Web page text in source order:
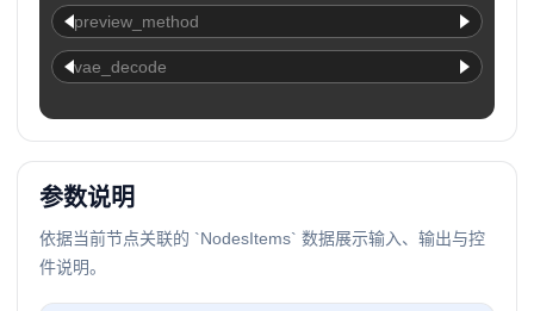
preview_method
vae_decode
参数说明
依据当前节点关联的 `NodesItems` 数据展示输入、输出与控
件说明。